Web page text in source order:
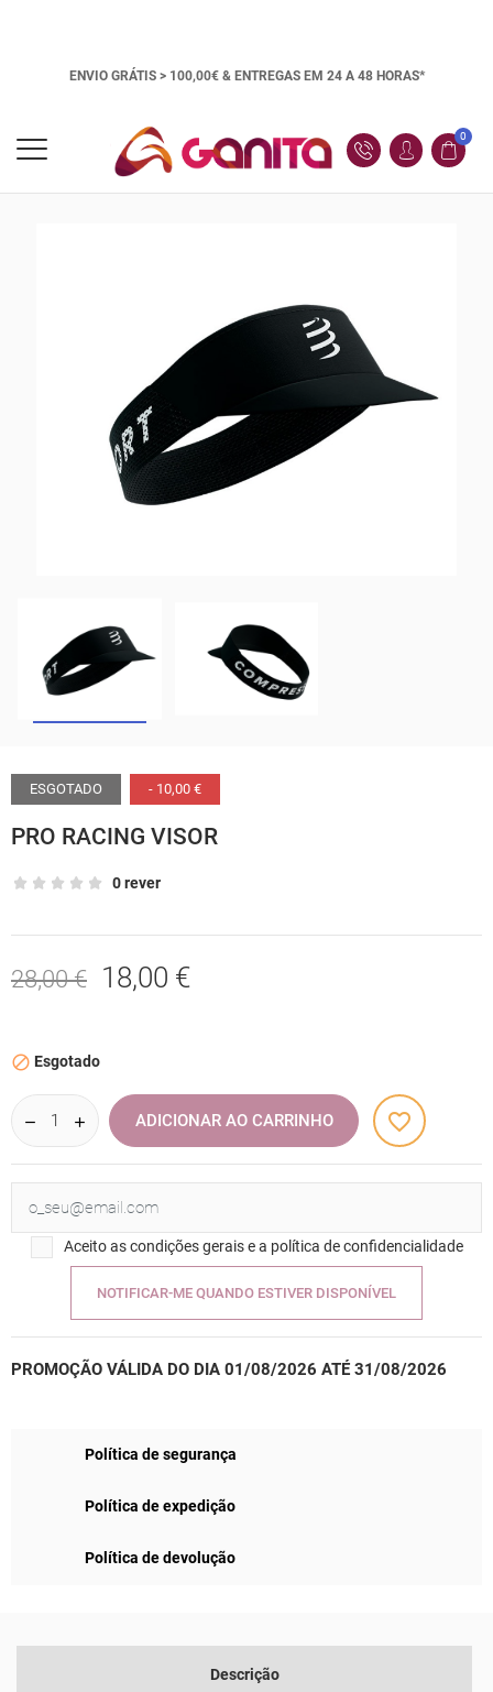
ENVIO GRÁTIS > 100,00€ & ENTREGAS EM 24 A 48 HORAS*
0
ESGOTADO - 10,00 €
PRO RACING VISOR
0 rever
28,00 € 18,00 €
 Esgotado
ADICIONAR AO CARRINHO favorite_border
Aceito as condições gerais e a política de confidencialidade
NOTIFICAR-ME QUANDO ESTIVER DISPONÍVEL
PROMOÇÃO VÁLIDA DO DIA 01/08/2026 ATÉ 31/08/2026
Política de segurança
Política de expedição
Política de devolução
Descrição